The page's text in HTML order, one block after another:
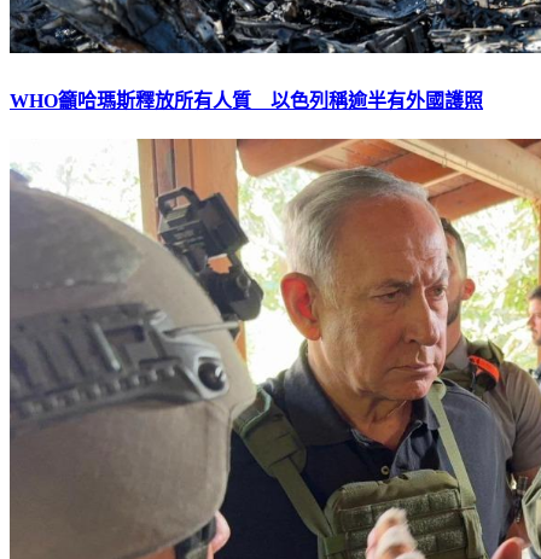
WHO籲哈瑪斯釋放所有人質 以色列稱逾半有外國護照